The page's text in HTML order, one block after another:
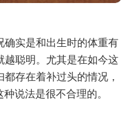
确实是和出生时的体重有
越聪明。尤其是在如今这
存在着补过头的情况，
说法是很不合理的。